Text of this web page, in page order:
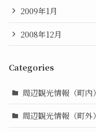
2009年1月
2008年12月
Categories
周辺観光情報（町内）
周辺観光情報（町外）